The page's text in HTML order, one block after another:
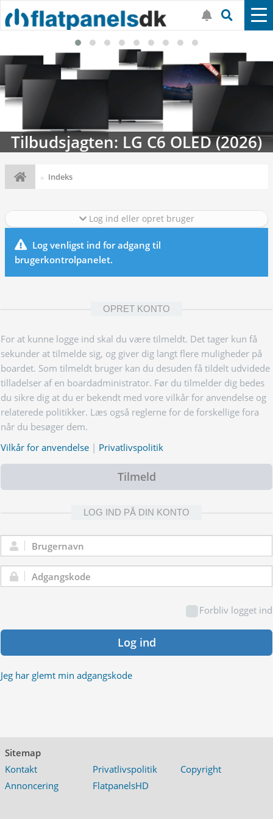
Tilbudsjagten: LG C6 OLED (2026)
Indeks
Log ind eller opret bruger
Log venligst ind for adgang til
brugerkontrolpanelet.
OPRET KONTO
For at kunne logge ind skal du være tilmeldt. Det tager kun få
sekunder at tilmelde sig, og giver dig langt flere muligheder på
boardet. Som tilmeldt bruger kan du desuden få tildelt udvidede
tilladelser af en boardadministrator. Før du tilmelder dig bedes
du sikre dig at du er bekendt med vore vilkår for anvendelse og
relaterede politikker. Læs også reglerne for de forskellige fora
når du besøger dem.
Vilkår for anvendelse | Privatlivspolitik
Tilmeld
LOG IND PÅ DIN KONTO
Brugernavn:
Adgangskode:
Forbliv logget ind
Log ind
Jeg har glemt min adgangskode
Sitemap
Kontakt
Privatlivspolitik
Copyright
Annoncering
FlatpanelsHD